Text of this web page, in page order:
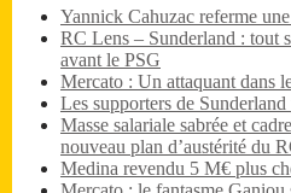
Yannick Cahuzac referme
RC Lens – Sunderland : tout
avant le PSG
Mercato : Un attaquant dans
Les supporters de
Masse salariale sabrée et
nouveau plan d’austérité du
Medina revendu 5 M€ plus